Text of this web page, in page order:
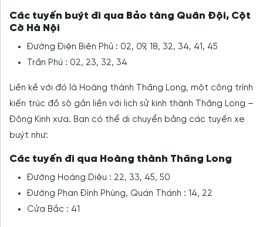
Các tuyến buýt đi qua Bảo tàng Quân Đội, Cột
Cờ Hà Nội
Đường Điện Biên Phủ : 02, 09, 18, 32, 34, 41, 45
Trần Phú : 02, 23, 32, 34
Liền kề với đó là Hoàng thành Thăng Long, một công trình
kiến trúc đồ sộ gắn liền với lịch sử kinh thành Thăng Long –
Đông Kinh xưa. Bạn có thể di chuyển bằng các tuyến xe
buýt như:
Các tuyến đi qua Hoàng thành Thăng Long
Đường Hoàng Diệu : 22, 33, 45, 50
Đường Phan Đình Phùng, Quán Thánh : 14, 22
Cửa Bắc : 41